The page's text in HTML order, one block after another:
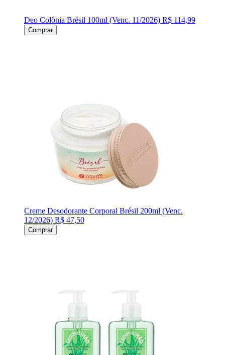
Deo Colônia Brésil 100ml (Venc. 11/2026) R$ 114,99
Comprar
Creme Desodorante Corporal Brésil 200ml (Venc.
12/2026) R$ 47,50
Comprar